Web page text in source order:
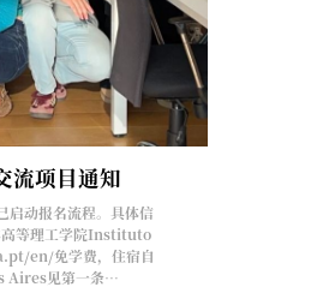
| 西班牙语优秀电影展映
电影展映西班牙是欧洲最具吸引力的国家之一
弗拉明戈，还是大文豪塞万提斯的故乡。西班
受世界观众的喜爱，它们不仅把西班牙文化带
地的历史与风俗。#西班牙优秀电影展映片单
流项目通知
启动报名流程。具体信
高等理工学院Instituto
en/免学费，住宿自
Aires见第一条